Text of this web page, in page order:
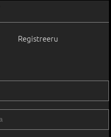
Registreeru